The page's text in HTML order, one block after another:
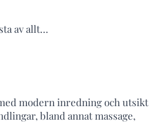
av allt…
modern inredning och utsikt
bland annat massage,